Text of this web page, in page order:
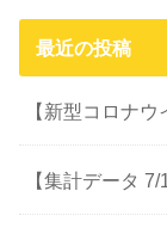
最近の投稿
【新型コロナ
【集計データ 7/